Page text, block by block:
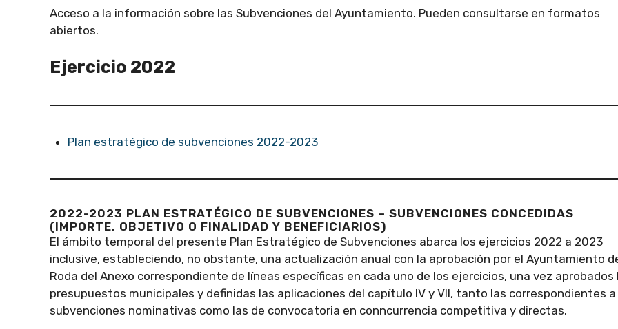
Acceso a la información sobre las Subvenciones del Ayuntamiento. Pueden consultarse en formatos
abiertos.
Ejercicio 2022
Plan estratégico de subvenciones 2022-2023
2022-2023 PLAN ESTRATÉGICO DE SUBVENCIONES – SUBVENCIONES CONCEDIDAS
(IMPORTE, OBJETIVO O FINALIDAD Y BENEFICIARIOS)
El ámbito temporal del presente Plan Estratégico de Subvenciones abarca los ejercicios 2022 a 2023
inclusive, estableciendo, no obstante, una actualización anual con la aprobación por el Ayuntamiento
Roda del Anexo correspondiente de líneas específicas en cada uno de los ejercicios, una vez aprobados
presupuestos municipales y definidas las aplicaciones del capítulo IV y VII, tanto las correspondientes a
subvenciones nominativas como las de convocatoria en conncurrencia competitiva y directas.